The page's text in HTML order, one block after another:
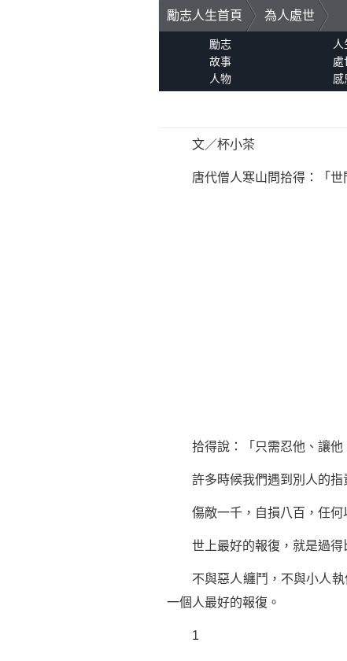
勵志人生首頁
為人處世
勵志 人
故事
處
人物
感
文／杯小茶
唐代僧人寒山問拾得：「世間
拾得說：「只需忍他、讓他、
許多時候我們遇到別人的指
傷敵一千，自損八百，任何
世上最好的報復，就是過得
不與惡人纏鬥，不與小人執
一個人最好的報復。
1